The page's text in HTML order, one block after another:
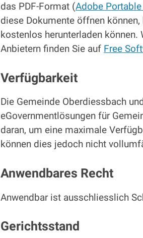
das PDF-Format (Adobe
diese Dokumente öffnen
kostenlos herunterladen
Anbietern finden Sie auf Free
Verfügbarkeit
Die Gemeinde Oberdiessbach
eGovernmentlösungen für
daran, um eine maximale
können dies jedoch nicht
Anwendbares Recht
Anwendbar ist ausschliesslich
Gerichtsstand